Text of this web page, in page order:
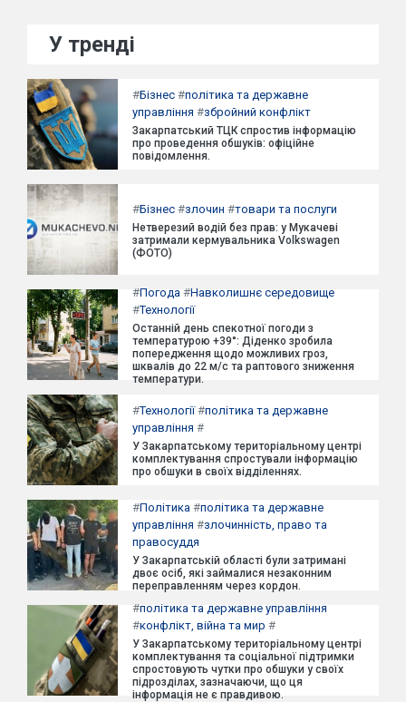
У тренді
#Бізнес #політика та державне
управління #збройний конфлікт
Закарпатський ТЦК спростив інформацію
про проведення обшуків: офіційне
повідомлення.
#Бізнес #злочин #товари та послуги
Нетверезий водій без прав: у Мукачеві
затримали кермувальника Volkswagen
(ФОТО)
#Погода #Навколишнє середовище
#Технології
Останній день спекотної погоди з
температурою +39°: Діденко зробила
попередження щодо можливих гроз,
шквалів до 22 м/с та раптового зниження
температури.
#Технології#політика та державне
управління #
У Закарпатському територіальному центрі
комплектування спростували інформацію
про обшуки в своїх відділеннях.
#Політика #політика та державне
управління #злочинність, право та
правосуддя
У Закарпатській області були затримані
двоє осіб, які займалися незаконним
переправленням через кордон.
#політика та державне управління
#конфлікт, війна та мир #
У Закарпатському територіальному центрі
комплектування та соціальної підтримки
спростовують чутки про обшуки у своїх
підрозділах, зазначаючи, що ця
інформація не є правдивою.